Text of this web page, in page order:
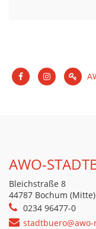
AWO-
Bleichstraße 8
44787 Bochum (Mitte)
0234 96477-0